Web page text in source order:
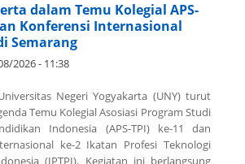
dalam Temu Kolegial APS-
Konferensi Internasional
Semarang
2026 - 11:38
Negeri Yogyakarta (UNY) turut
Temu Kolegial Asosiasi Program Studi
Indonesia (APS-TPI) ke-11 dan
ke-2 Ikatan Profesi Teknologi
(IPTPI). Kegiatan ini berlangsung